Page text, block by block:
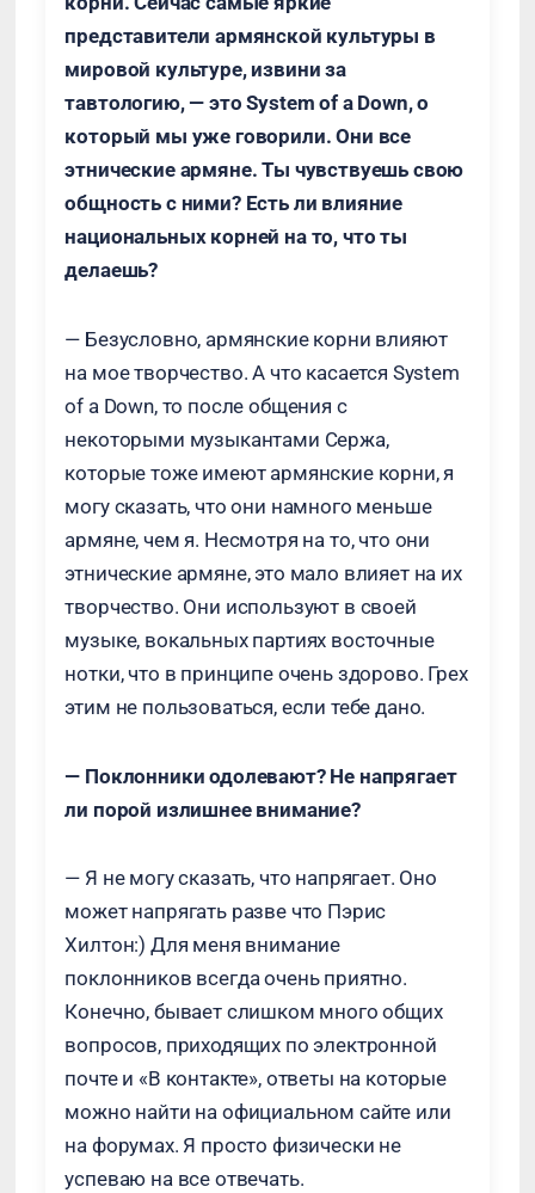
представители армянской культуры в
мировой культуре, извини за
тавтологию, — это System of a Down, о
который мы уже говорили. Они все
этнические армяне. Ты чувствуешь свою
общность с ними? Есть ли влияние
национальных корней на то, что ты
делаешь?
— Безусловно, армянские корни влияют
на мое творчество. А что касается System
of a Down, то после общения с
некоторыми музыкантами Сержа,
которые тоже имеют армянские корни, я
могу сказать, что они намного меньше
армяне, чем я. Несмотря на то, что они
этнические армяне, это мало влияет на их
творчество. Они используют в своей
музыке, вокальных партиях восточные
нотки, что в принципе очень здорово. Грех
этим не пользоваться, если тебе дано.
— Поклонники одолевают? Не напрягает
ли порой излишнее внимание?
— Я не могу сказать, что напрягает. Оно
может напрягать разве что Пэрис
Хилтон:) Для меня внимание
поклонников всегда очень приятно.
Конечно, бывает слишком много общих
вопросов, приходящих по электронной
почте и «В контакте», ответы на которые
можно найти на официальном сайте или
на форумах. Я просто физически не
успеваю на все отвечать.